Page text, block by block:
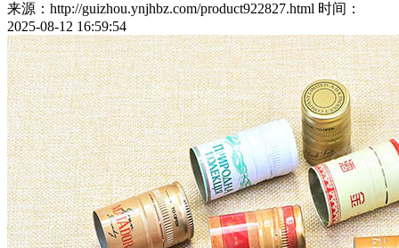
来源：http://guizhou.ynjhbz.com/product922827.html 时间：
2025-08-12 16:59:54